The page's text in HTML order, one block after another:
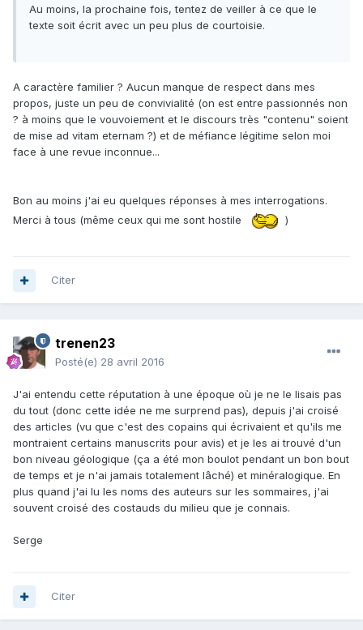
Au moins, la prochaine fois, tentez de veiller à ce que le
texte soit écrit avec un peu plus de courtoisie.
A caractère familier ? Aucun manque de respect dans mes
propos, juste un peu de convivialité (on est entre passionnés non
? à moins que le vouvoiement et le discours très "contenu" soient
de mise ad vitam eternam ?) et de méfiance légitime selon moi
face à une revue inconnue...
Bon au moins j'ai eu quelques réponses à mes interrogations.
Merci à tous (même ceux qui me sont hostile
)
Citer
trenen23
Posté(e) 28 avril 2016
J'ai entendu cette réputation à une époque où je ne le lisais pas
du tout (donc cette idée ne me surprend pas), depuis j'ai croisé
des articles (vu que c'est des copains qui écrivaient et qu'ils me
montraient certains manuscrits pour avis) et je les ai trouvé d'un
bon niveau géologique (ça a été mon boulot pendant un bon bout
de temps et je n'ai jamais totalement lâché) et minéralogique. En
plus quand j'ai lu les noms des auteurs sur les sommaires, j'ai
souvent croisé des costauds du milieu que je connais.
Serge
Citer